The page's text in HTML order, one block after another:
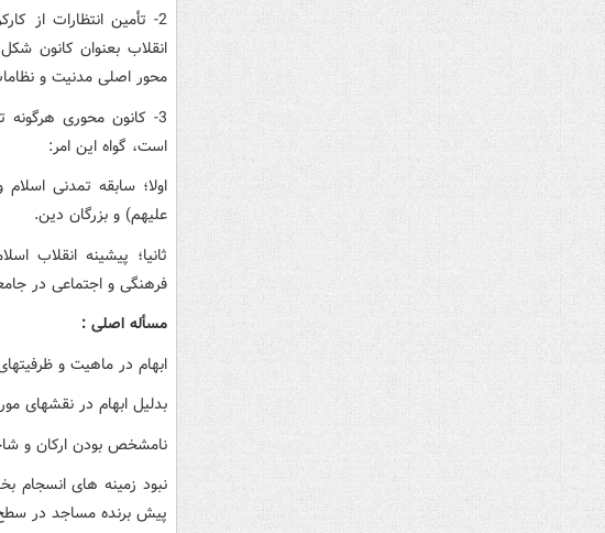
2- تأمین انتظارات از
انقلاب بعنوان کانون
محور اصلی مدنیت و
3- کانون محوری
است، گواه این امر:
اولا؛ سابقه تمدنی
علیهم) و بزرگان دین.
ثانیا؛ پیشینه
فرهنگی و اجتماعی در
مسأله اصلی :
ابهام در ماهیت و
بدلیل ابهام در نقشهای
نامشخص بودن ارکان و
نبود زمینه های انسجام
پیش برنده مساجد در